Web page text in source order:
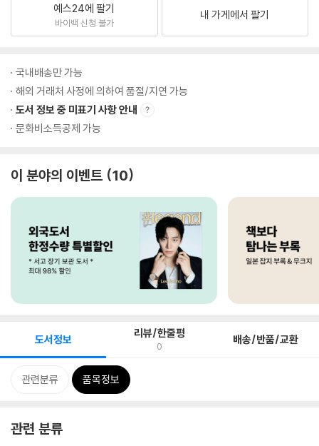
예스24에 팔기
바이백 신청 불가
내 가게에서 팔기
국내배송만 가능
해외 거래처 사정에 의하여 품절/지연 가능
도서 정보 중 미표기 사항 안내
문화비소득공제 가능
이 분야의 이벤트 10
도서정보 리뷰/한줄평
0 배송/반품/교환
관련분류 품목정보
관련 분류